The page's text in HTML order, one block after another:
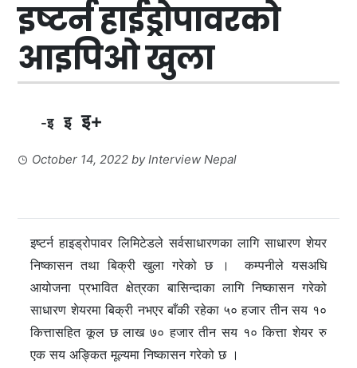
इष्टर्न हाईड्रोपावरको
आइपिओ खुला
-इ इ इ+
October 14, 2022 byInterview Nepal
इष्टर्न हाइड्रोपावर लिमिटेडले सर्वसाधारणका लागि साधारण शेयर
निष्कासन तथा बिक्री खुला गरेको छ । कम्पनीले यसअघि
आयोजना प्रभावित क्षेत्रका बासिन्दाका लागि निष्कासन गरेको
साधारण शेयरमा बिक्री नभएर बाँकी रहेका ५० हजार तीन सय १०
कित्तासहित कूल छ लाख ७० हजार तीन सय १० कित्ता शेयर रु
एक सय अङ्कित मूल्यमा निष्कासन गरेको छ ।